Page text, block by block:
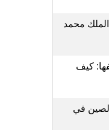
الملك محمد
كيف
في